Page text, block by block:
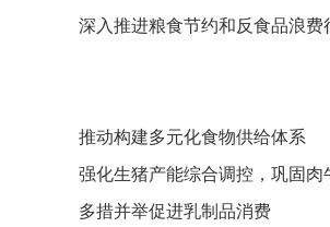
深入推进粮食节约和反食品浪费
推动构建多元化食物供给体系
强化生猪产能综合调控，巩固
多措并举促进乳制品消费